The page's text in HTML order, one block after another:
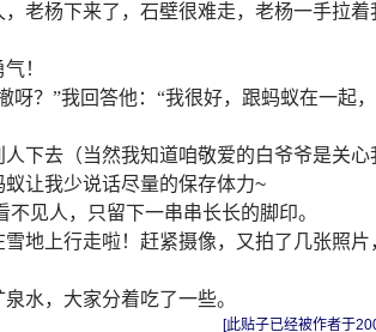
老杨下来了，石壁很难走，老杨一手拉着
！
？”我回答他：“我很好，跟蚂蚁在一起
下去（当然我知道咱敬爱的白爷爷是关心
让我少说话尽量的保存体力~
见人，只留下一串串长长的脚印。
地上行走啦！赶紧摄像，又拍了几张照片
水，大家分着吃了一些。
[此贴子已经被作者于